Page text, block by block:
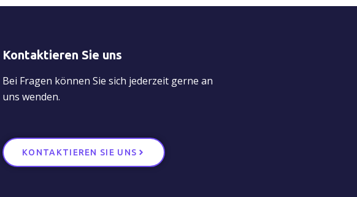
Kontaktieren Sie uns
Bei Fragen können Sie sich jederzeit gerne an
uns wenden.
KONTAKTIEREN SIE UNS